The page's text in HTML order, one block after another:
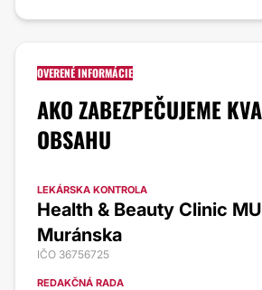
OVERENÉ INFORMÁCIE
AKO ZABEZPEČUJEME
OBSAHU
LEKÁRSKA KONTROLA
Health & Beauty Clinic
Muránska
IČO 36756725
REDAKČNÁ RADA